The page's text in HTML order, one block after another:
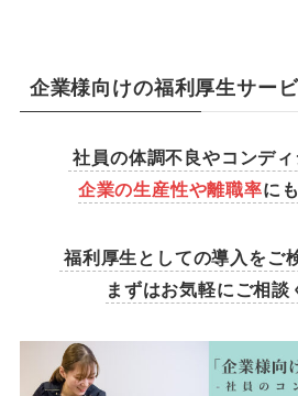
企業様向けの福利厚生サー
社員の体調不良やコンディ
企業の生産性や離職率に
福利厚生としての導入をご
まずはお気軽にご相談